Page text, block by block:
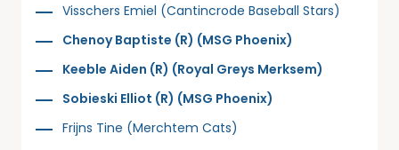
Visschers Emiel (Cantincrode Baseball Stars)
Chenoy Baptiste (R) (MSG Phoenix)
Keeble Aiden (R) (Royal Greys Merksem)
Sobieski Elliot (R) (MSG Phoenix)
Frijns Tine (Merchtem Cats)